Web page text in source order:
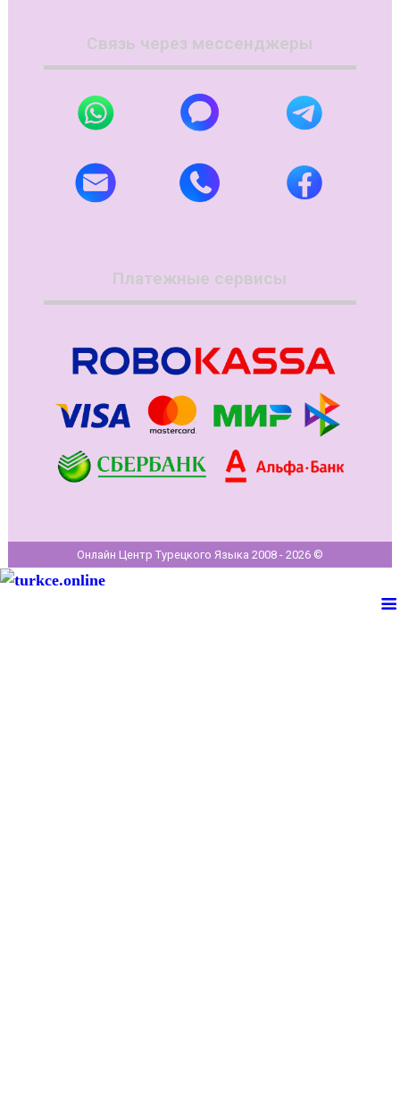
Связь через мессенджеры
Платежные сервисы
Онлайн Центр Турецкого Языка 2008 - 2026 ©